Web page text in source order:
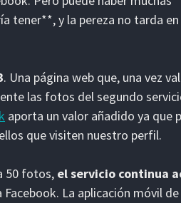
tener**, y la pereza no tarda en
. Una página web que, una vez
las fotos del segundo
aporta un valor añadido ya que
que visiten nuestro perfil.
50 fotos, el servicio continua
Facebook. La aplicación móvil de